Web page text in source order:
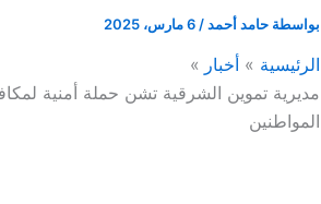
بواسطة حامد أحمد/6 مارس، 2025
الرئيسية
أخبار
مديرية تموين الشرقية تشن حملة أمنية
المواطنين